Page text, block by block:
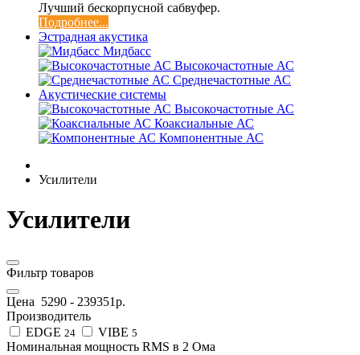
Лучший бескорпусной сабвуфер.
Подробнее...
Эстрадная акустика
Мидбасс
Высокочастотные АС
Среднечастотные АС
Акустические системы
Высокочастотные АС
Коаксиальные АС
Компонентные АС
Усилители
Усилители
Фильтр товаров
Цена 5290 - 239351р.
Производитель
EDGE 24 VIBE 5
Номинальная мощность RMS в 2 Омa